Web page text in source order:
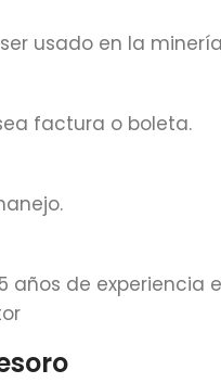
usado en la
factura o boleta.
de